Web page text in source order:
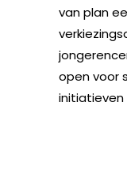
van plan
open voor